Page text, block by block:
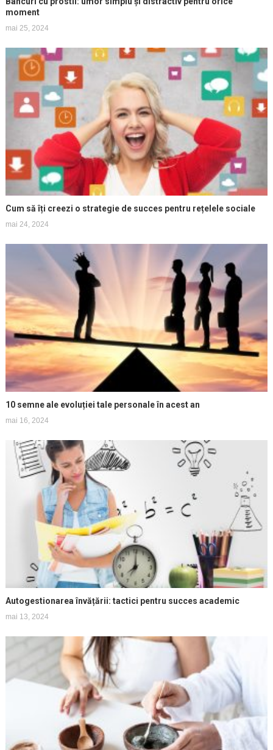
moment
mai 25, 2024
Cum să îți creezi o strategie de succes pentru rețelele sociale
mai 24, 2024
10 semne ale evoluției tale personale în acest an
mai 16, 2024
Autogestionarea învățării: tactici pentru succes academic
mai 13, 2024